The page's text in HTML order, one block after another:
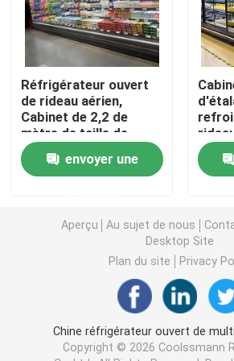
Réfrigérateur ouvert d'étalage
Congélateur à porte vitrée
Congélateur d'île de supermarché
Réfrigérateur d'affichage de
Refroidisseur d'affichage de
Congélateur de chambre froide
Réfrigérateur ouvert
de rideau aérien,
Cabinet de 2,2 de
mètre de taille de
supermarché
réfrigérateurs
d'affichage
envoyer une
Aperçu Au sujet de nous
Desktop Site
Plan du site
Privacy
Chine réfrigérateur ouvert de
Copyright © 2026 Coolssmann